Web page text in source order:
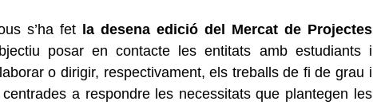
s’ha fet la desena edició del Mercat de Projectes
posar en contacte les entitats amb estudiants i
o dirigir, respectivament, els treballs de fi de grau i
a respondre les necessitats que plantegen les